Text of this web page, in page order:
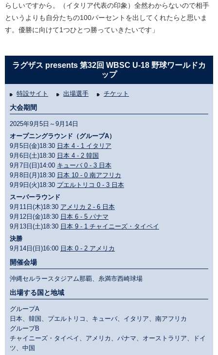
らしいですから。（イタリア代表の印象）全然わからないので相手
というよりも自分たちの100パーセントを出してくれたらと思いま
す。優勝に向けて1つひとつ勝っていきたいです」
ラグザス presents 第32回 WBSC U-18 野球ワールドカ
ップ
特設サイト 出場選手 チケット
大会期間
2025年9月5日～9月14日
オープニングラウンド（グループA）
9月5日(金)18:30 日本 4 - 1 イタリア
9月6日(土)18:30 日本 4 - 2 韓国
9月7日(日)14:00 キューバ 0 - 3 日本
9月8日(月)18:30 日本 10 - 0 南アフリカ
9月9日(火)18:30 プエルトリコ 0 - 3 日本
スーパーラウンド
9月11日(木)18:30 アメリカ 2 - 6 日本
9月12日(金)18:30 日本 6 - 5 パナマ
9月13日(土)18:30 日本 9 - 1 チャイニーズ・タイペイ
決勝
9月14日(日)16:00 日本 0 - 2 アメリカ
開催会場
沖縄セルラースタジアム那覇、糸満市西崎球場
出場する国と地域
グループA
日本、韓国、プエルトリコ、キューバ、イタリア、南アフリカ
グループB
チャイニーズ・タイペイ、アメリカ、パナマ、オーストラリア、ドイ
ツ、中国